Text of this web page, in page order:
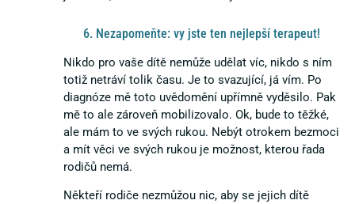
6. Nezapomeňte: vy jste ten nejlepší terapeut!
Nikdo pro vaše dítě nemůže udělat víc, nikdo s ním
totiž netráví tolik času. Je to svazující, já vím. Po
diagnóze mě toto uvědomění upřímně vyděsilo. Pak
mě to ale zároveň mobilizovalo. Ok, bude to těžké,
ale mám to ve svých rukou. Nebýt otrokem bezmoci
a mít věci ve svých rukou je možnost, kterou řada
rodičů nemá.
Někteří rodiče nezmůžou nic, aby se jejich dítě